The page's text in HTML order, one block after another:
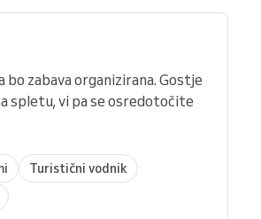
bo zabava organizirana. Gostje
spletu, vi pa se osredotočite
Turistični vodnik